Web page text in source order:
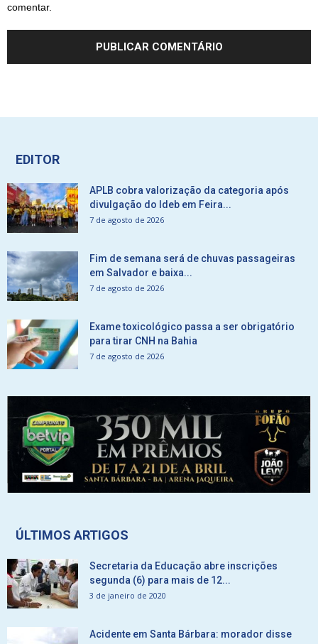
comentar.
EDITOR
APLB cobra valorização da categoria após
divulgação do Ideb em Feira...
7 de agosto de 2026
Fim de semana será de chuvas passageiras
em Salvador e baixa...
7 de agosto de 2026
Exame toxicológico passa a ser obrigatório
para tirar CNH na Bahia
7 de agosto de 2026
ÚLTIMOS ARTIGOS
Secretaria da Educação abre inscrições
segunda (6) para mais de 12...
3 de janeiro de 2020
Acidente em Santa Bárbara: morador disse